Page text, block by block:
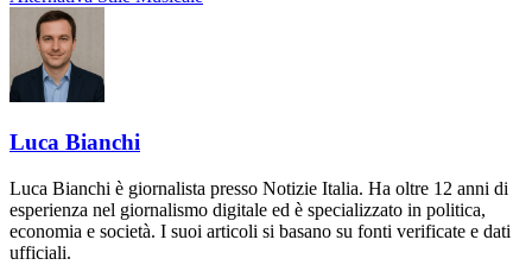
Luca Bianchi
Luca Bianchi è giornalista presso Notizie Italia. Ha oltre 12 anni di
esperienza nel giornalismo digitale ed è specializzato in politica,
economia e società. I suoi articoli si basano su fonti verificate e dati
ufficiali.